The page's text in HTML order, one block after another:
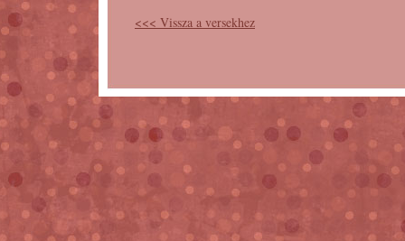
<<< Vissza a versekhez